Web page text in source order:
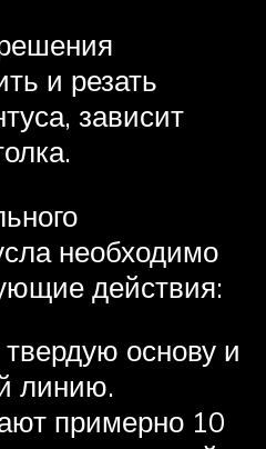
и резать
зависит
необходимо
действия:
основу и
линию.
примерно 10